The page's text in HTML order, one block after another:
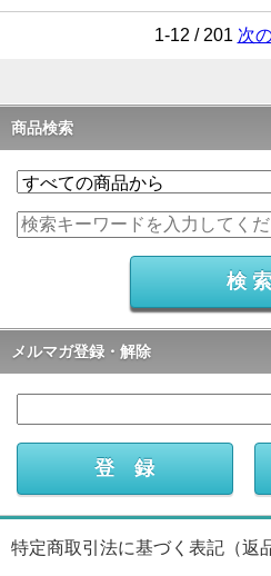
1-12 / 201 次
商品検索
メルマガ登録・解除
特定商取引法に基づく表記（返